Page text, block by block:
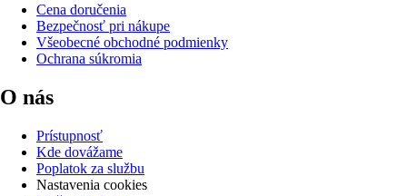
Cena doručenia
Bezpečnosť pri nákupe
Všeobecné obchodné podmienky
Ochrana súkromia
O nás
Prístupnosť
Kde dovážame
Poplatok za službu
Nastavenia cookies